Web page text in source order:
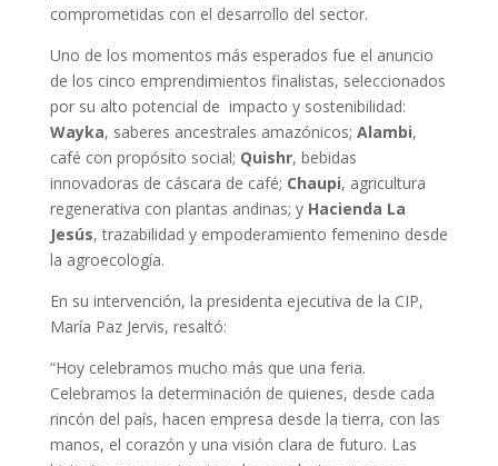
comprometidas con el desarrollo del sector.
Uno de los momentos más esperados fue el anuncio
de los cinco emprendimientos finalistas, seleccionados
por su alto potencial de impacto y sostenibilidad:
Wayka, saberes ancestrales amazónicos; Alambi,
café con propósito social; Quishr, bebidas
innovadoras de cáscara de café; Chaupi, agricultura
regenerativa con plantas andinas; y Hacienda La
Jesús, trazabilidad y empoderamiento femenino desde
la agroecología.
En su intervención, la presidenta ejecutiva de la CIP,
María Paz Jervis, resaltó:
“Hoy celebramos mucho más que una feria.
Celebramos la determinación de quienes, desde cada
rincón del país, hacen empresa desde la tierra, con las
manos, el corazón y una visión clara de futuro. Las